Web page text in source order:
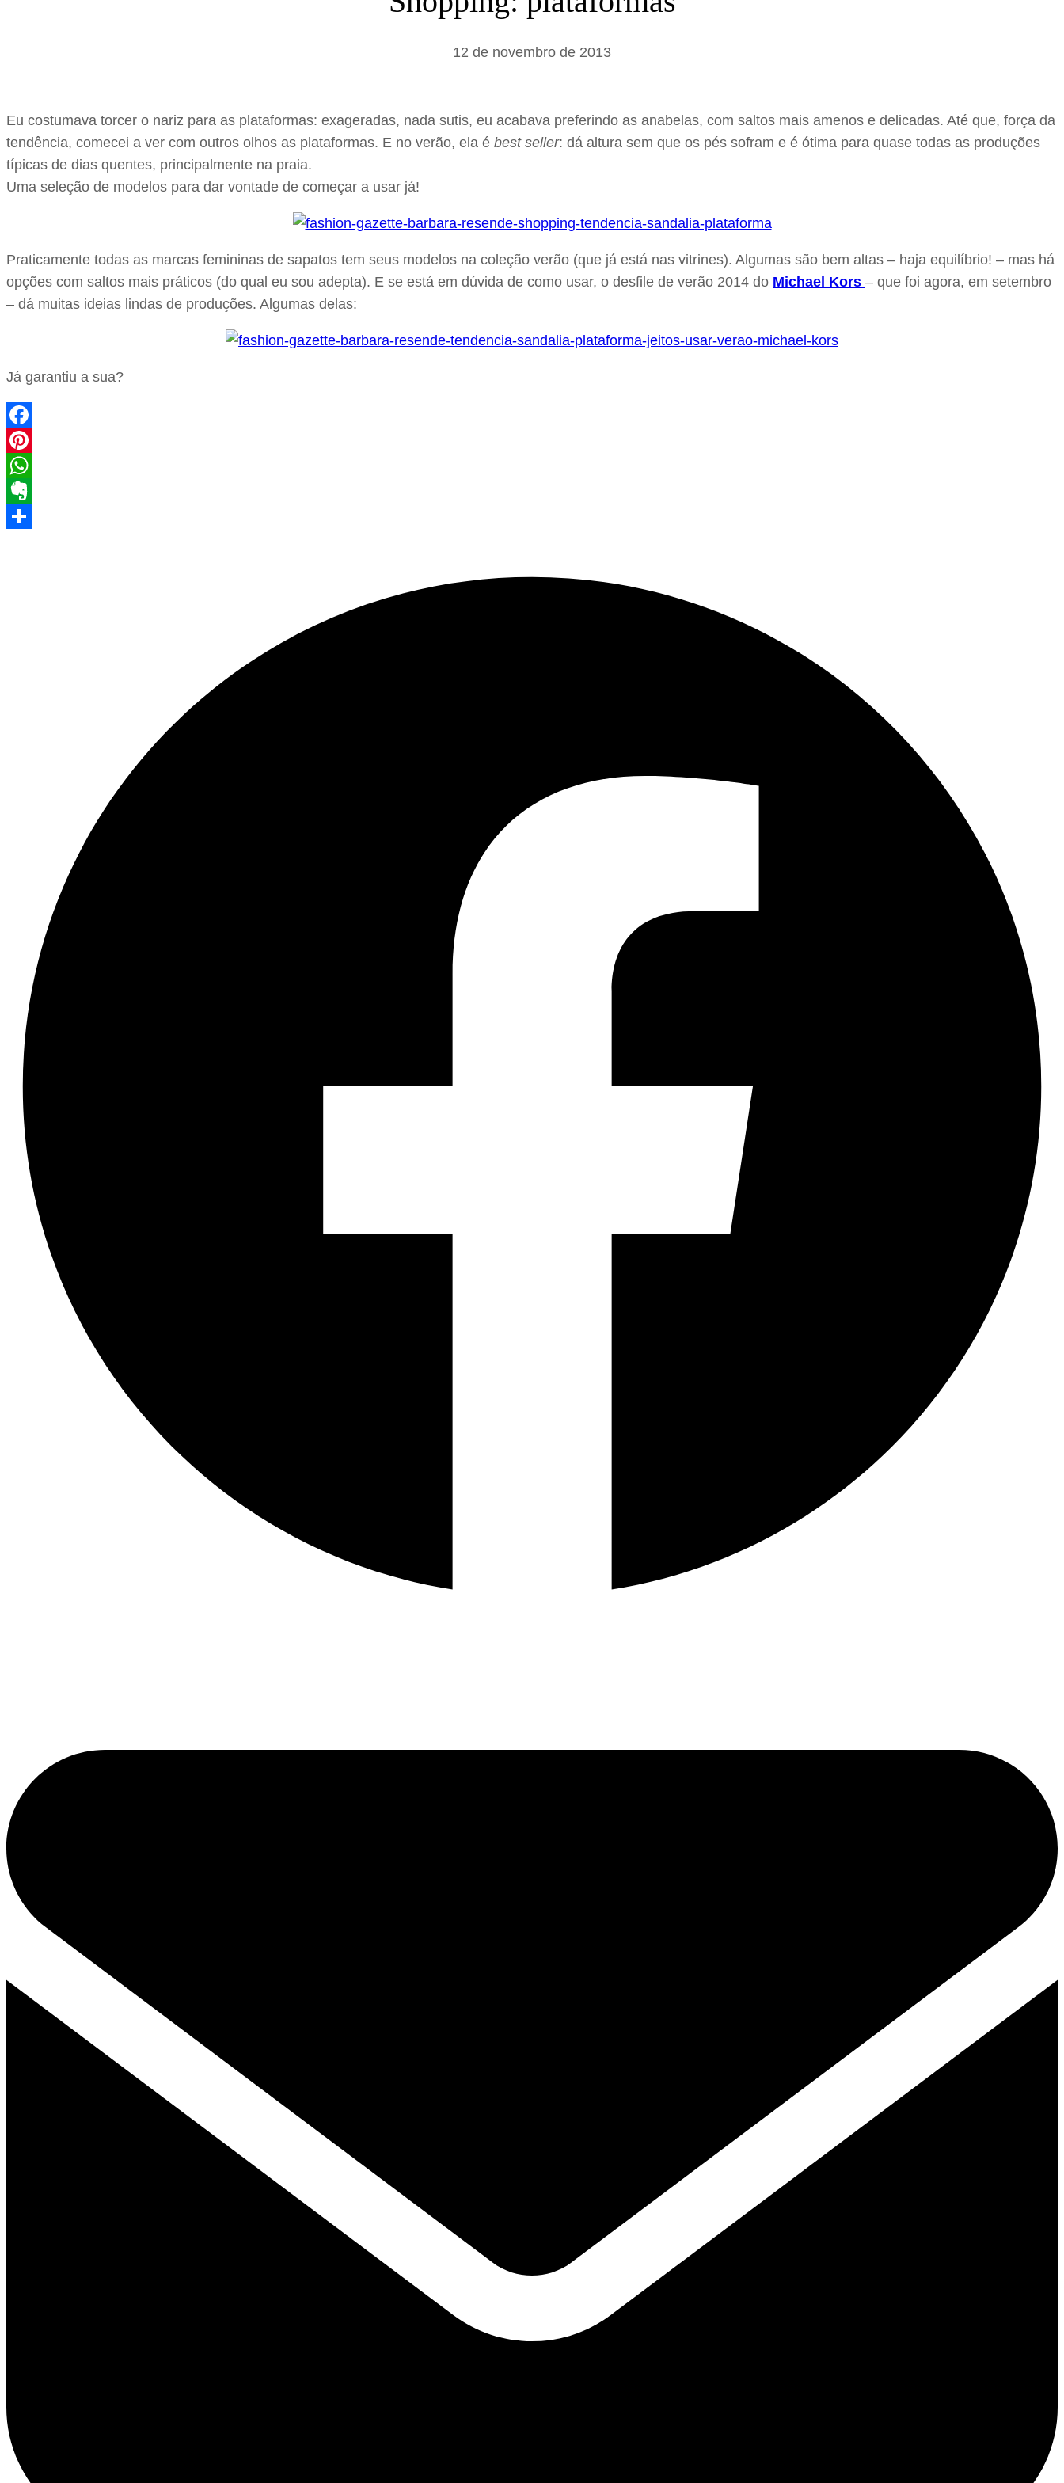
a
12 de novembro de 2013
Eu costumava torcer o nariz para as plataformas: exageradas, nada sutis, eu acabava preferindo as anabelas, com saltos mais amenos e delicadas. Até que, força da
tendência, comecei a ver com outros olhos as plataformas. E no verão, ela é best seller: dá altura sem que os pés sofram e é ótima para quase todas as produções
típicas de dias quentes, principalmente na praia.
Uma seleção de modelos para dar vontade de começar a usar já!
Praticamente todas as marcas femininas de sapatos tem seus modelos na coleção verão (que já está nas vitrines). Algumas são bem altas – haja equilíbrio! – mas há
opções com saltos mais práticos (do qual eu sou adepta). E se está em dúvida de como usar, o desfile de verão 2014 do Michael Kors – que foi agora, em setembro
– dá muitas ideias lindas de produções. Algumas delas:
Já garantiu a sua?
Facebook
Pinterest
WhatsApp
Evernote